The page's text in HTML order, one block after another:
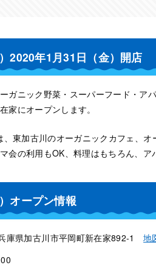
2020年1月31日（金）開店
ガニック野菜・スーパーフード・ア
家にオープンします。
東加古川のオーガニックカフェ、
会の利用もOK、料理はもちろん、ア
オープン情報
庫県加古川市平岡町新在家892-1地